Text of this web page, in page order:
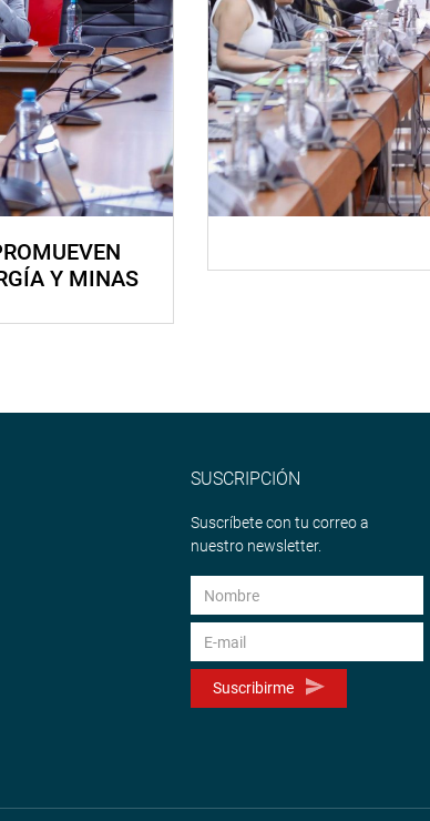
Y MINAS
SUSCRIPCIÓN
Suscríbete con tu correo a
nuestro newsletter.
Suscribirme